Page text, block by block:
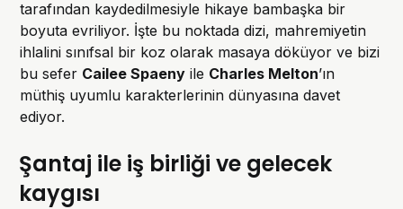
tarafından kaydedilmesiyle hikaye bambaşka bir
boyuta evriliyor. İşte bu noktada dizi, mahremiyetin
ihlalini sınıfsal bir koz olarak masaya döküyor ve bizi
bu sefer Cailee Spaeny ile Charles Melton’ın
müthiş uyumlu karakterlerinin dünyasına davet
ediyor.
Şantaj ile iş birliği ve gelecek
kaygısı